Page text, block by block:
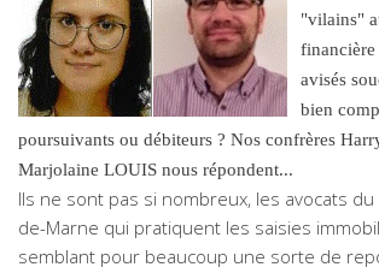
"vilains"
financière
avisés
bien
poursuivants ou débiteurs ? Nos confrères
Marjolaine LOUIS nous répondent...
Ils ne sont pas si nombreux, les avocats
de-Marne qui pratiquent les saisies
semblant pour beaucoup une sorte de